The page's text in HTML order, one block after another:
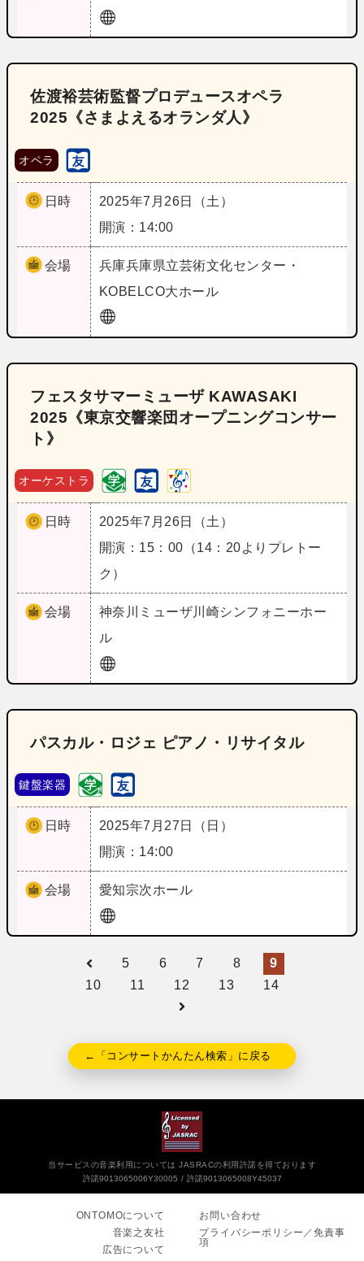
佐渡裕芸術監督プロデュースオペラ
2025《さまよえるオランダ人》
オペラ
日時
2025年7月26日（土）
開演：14:00
会場 兵庫兵庫県立芸術文化センター・
KOBELCO大ホール
フェスタサマーミューザ KAWASAKI
2025《東京交響楽団オープニングコンサー
ト》
オーケストラ
日時
2025年7月26日（土）
開演：15：00（14：20よりプレトー
ク）
会場 神奈川
ミューザ川崎シンフォニーホー
ル
パスカル・ロジェ ピアノ・リサイタル
鍵盤楽器
日時
2025年7月27日（日）
開演：14:00
会場 愛知宗次ホール
5 6 7 8
9
10
11 12 13 14
←「コンサートかんたん検索」に戻る
当サービスの音楽利用については JASRACの利用許諾を得ております
許諾9013065006Y30005
許諾9013065008Y45037
ONTOMOについて
音楽之友社
広告について
お問い合わせ
プライバシーポリシー／免責事
項